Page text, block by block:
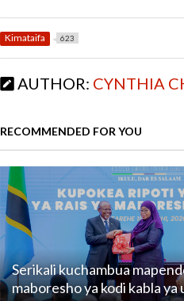
e
b
o
o
itt
er
ai at
A
p
ar
Kimataifa 623
AUTHOR: CYNTHIA
RECOMMENDED FOR YOU
Serikali kuchambua
maboresho ya kodi kabla ya